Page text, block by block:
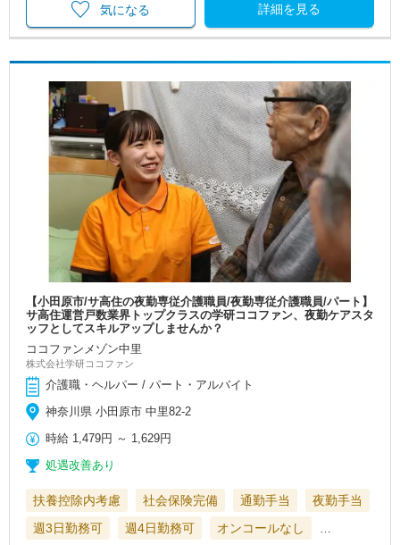
詳細を見る
気になる
【小田原市/サ高住の夜勤専従介護職員/夜勤専従介護職員/パート】
サ高住運営戸数業界トップクラスの学研ココファン、夜勤ケアスタ
ッフとしてスキルアップしませんか？
ココファンメゾン中里
株式会社学研ココファン
介護職・ヘルパー / パート・アルバイト
神奈川県 小田原市 中里82-2
時給 1,479円 ～ 1,629円
処遇改善あり
扶養控除内考慮 社会保険完備 通勤手当
夜勤手当
週3日勤務可
週4日勤務可 オンコールなし